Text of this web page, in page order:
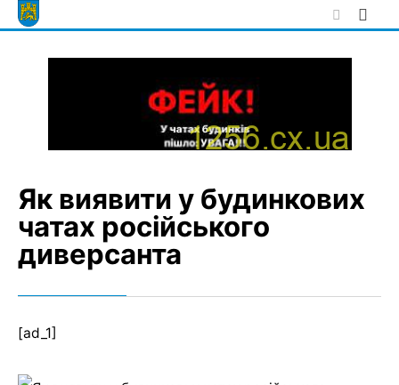
Skip
to
Як виявити у будинкових
чатах російського
диверсанта
[ad_1]